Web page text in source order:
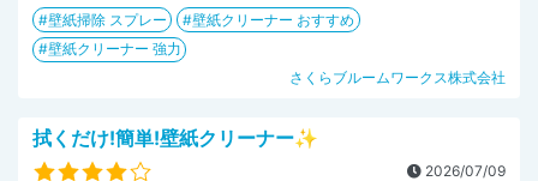
壁紙掃除 スプレー
壁紙クリーナー おすすめ
壁紙クリーナー 強力
さくらブルームワークス株式会社
拭くだけ!簡単!壁紙クリーナー✨
2026/07/09